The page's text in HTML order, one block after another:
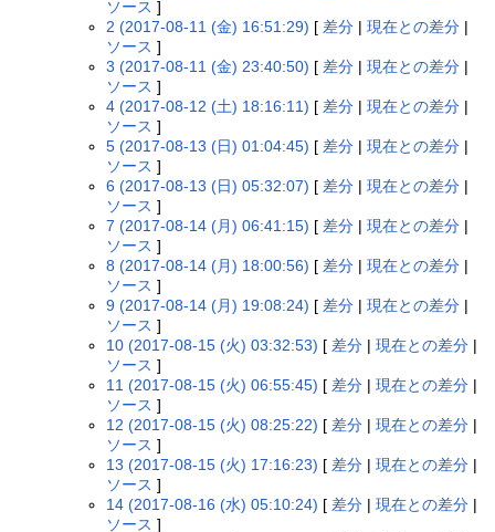
ソース ]
2 (2017-08-11 (金) 16:51:29) [ 差分 |現在との差分 |
ソース ]
3 (2017-08-11 (金) 23:40:50) [ 差分 |現在との差分 |
ソース ]
4 (2017-08-12 (土) 18:16:11) [ 差分 |現在との差分 |
ソース ]
5 (2017-08-13 (日) 01:04:45) [ 差分 |現在との差分 |
ソース ]
6 (2017-08-13 (日) 05:32:07) [ 差分 |現在との差分 |
ソース ]
7 (2017-08-14 (月) 06:41:15) [ 差分 |現在との差分 |
ソース ]
8 (2017-08-14 (月) 18:00:56) [ 差分 |現在との差分 |
ソース ]
9 (2017-08-14 (月) 19:08:24) [ 差分 |現在との差分 |
ソース ]
10 (2017-08-15 (火) 03:32:53) [ 差分 |現在との差分 |
ソース ]
11 (2017-08-15 (火) 06:55:45) [ 差分 |現在との差分 |
ソース ]
12 (2017-08-15 (火) 08:25:22) [ 差分 |現在との差分 |
ソース ]
13 (2017-08-15 (火) 17:16:23) [ 差分 |現在との差分 |
ソース ]
14 (2017-08-16 (水) 05:10:24) [ 差分 |現在との差分 |
ソース ]